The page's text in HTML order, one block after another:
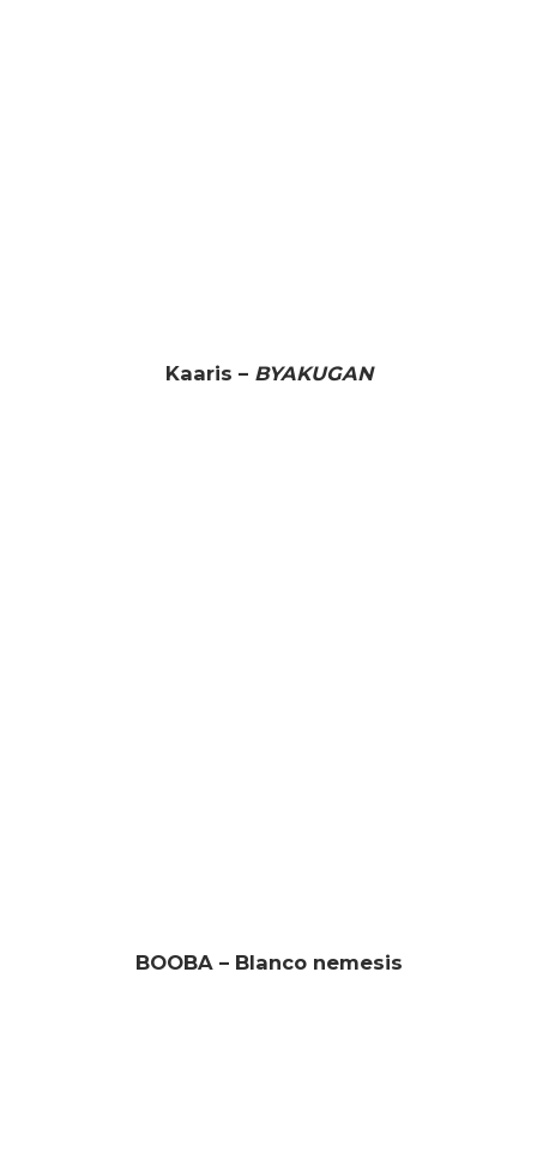
Kaaris – BYAKUGAN
BOOBA – Blanco nemesis